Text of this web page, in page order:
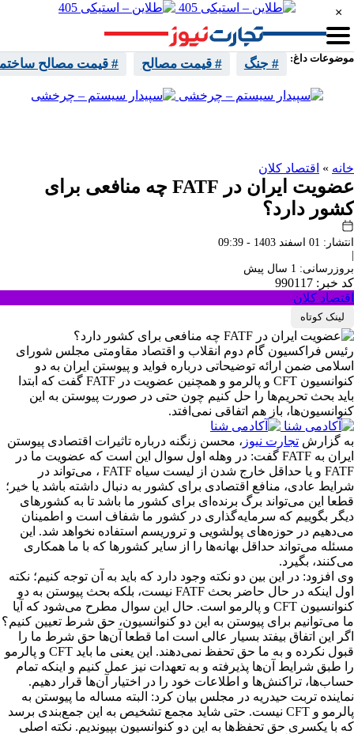
موضوعات داغ: # جنگ # قیمت مصالح # قیمت مصالح
×
خانه » اقتصاد کلان
عضویت ایران در FATF چه منافعی برای
کشور دارد؟
انتشار: 01 اسفند 1403 - 09:39
بروزرسانی: 1 سال پیش
کد خبر: 990117
اقتصاد کلان
لینک کوتاه
رئیس فراکسیون گام دوم انقلاب و اقتصاد مقاومتی مجلس شورای
اسلامی ضمن ارائه توضیحاتی درباره فواید و پیوستن ایران به دو
کنوانسیون CFT و پالرمو و همچنین عضویت در FATF گفت که ابتدا
باید بحث تحریم‌ها را حل کنیم چون حتی در صورت پیوستن به این
کنوانسیون‌ها، باز هم اتفاقی نمی‌افتد.
به گزارش تجارت نیوز ، محسن زنگنه درباره تاثیرات اقتصادی پیوستن
ایران به FATF گفت: در وهله اول سوال این است که عضویت ما در
FATF و یا حداقل خارج شدن از لیست سیاه FATF ، می‌تواند در
شرایط عادی، منافع اقتصادی برای کشور به دنبال داشته باشد یا خیر؛
قطعا این می‌تواند برگ برنده‌ای برای کشور ما باشد تا به کشورهای
دیگر بگوییم که سرمایه‌گذاری در کشور ما شفاف است و اطمینان
می‌دهیم در حوزه‌های پولشویی و تروریسم استفاده نخواهد شد. این
مسئله می‌تواند حداقل بهانه‌ها را از سایر کشورها که با ما همکاری
می‌کنند، بگیرد.
وی افزود: در این بین دو نکته وجود دارد که باید به آن‌ توجه کنیم؛ نکته
اول اینکه در حال حاضر بحث FATF نیست، بلکه بحث پیوستن به دو
کنوانسیون CFT و پالرمو است. حال این سوال مطرح می‌شود که آیا
ما می‌توانیم برای پیوستن به این دو کنوانسیون، حق شرط تعیین کنیم؟
اگر این اتفاق بیفتد بسیار عالی است اما قطعا آن‌ها حق شرط ما را
قبول نکرده و به ما حق تحفظ نمی‌دهند. این یعنی ما باید CFT و پالرمو
را طبق شرایط آن‌ها پذیرفته و به تعهدات نیز عمل کنیم و اینکه تمام
حساب‌ها، تراکنش‌ها و اطلاعات خود را در اختیار آن‌ها قرار دهیم.
نماینده تربت حیدریه در مجلس بیان کرد: البته مساله ما پیوستن به
پالرمو و CFT نیست. حتی شاید مجمع تشخیص به این جمع‌بندی برسد
که با یکسری حق تحفظ‌ها به این دو کنوانسیون بپیوندیم. نکته اصلی